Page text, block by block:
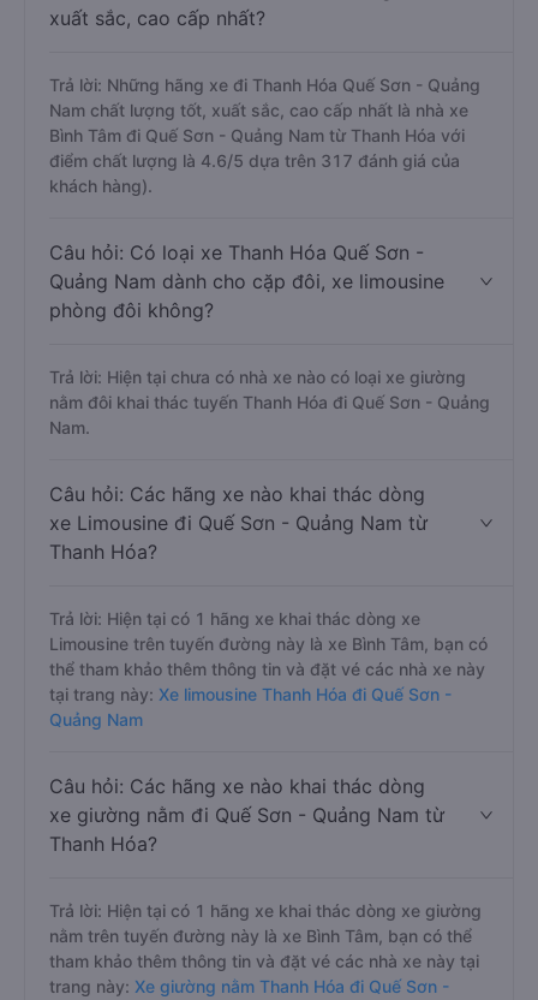
xuất sắc, cao cấp nhất?
Trả lời: Những hãng xe đi Thanh Hóa Quế Sơn - Quảng
Nam chất lượng tốt, xuất sắc, cao cấp nhất là nhà xe
Bình Tâm đi Quế Sơn - Quảng Nam từ Thanh Hóa với
điểm chất lượng là 4.6/5 dựa trên 317 đánh giá của
khách hàng).
Câu hỏi: Có loại xe Thanh Hóa Quế Sơn -
Quảng Nam dành cho cặp đôi, xe limousine
phòng đôi không?
Trả lời: Hiện tại chưa có nhà xe nào có loại xe giường
nằm đôi khai thác tuyến Thanh Hóa đi Quế Sơn - Quảng
Nam.
Câu hỏi: Các hãng xe nào khai thác dòng
xe Limousine đi Quế Sơn - Quảng Nam từ
Thanh Hóa?
Trả lời: Hiện tại có 1 hãng xe khai thác dòng xe
Limousine trên tuyến đường này là xe Bình Tâm, bạn có
thể tham khảo thêm thông tin và đặt vé các nhà xe này
tại trang này: Xe limousine Thanh Hóa đi Quế Sơn -
Quảng Nam
Câu hỏi: Các hãng xe nào khai thác dòng
xe giường nằm đi Quế Sơn - Quảng Nam từ
Thanh Hóa?
Trả lời: Hiện tại có 1 hãng xe khai thác dòng xe giường
nằm trên tuyến đường này là xe Bình Tâm, bạn có thể
tham khảo thêm thông tin và đặt vé các nhà xe này tại
trang này: Xe giường nằm Thanh Hóa đi Quế Sơn -